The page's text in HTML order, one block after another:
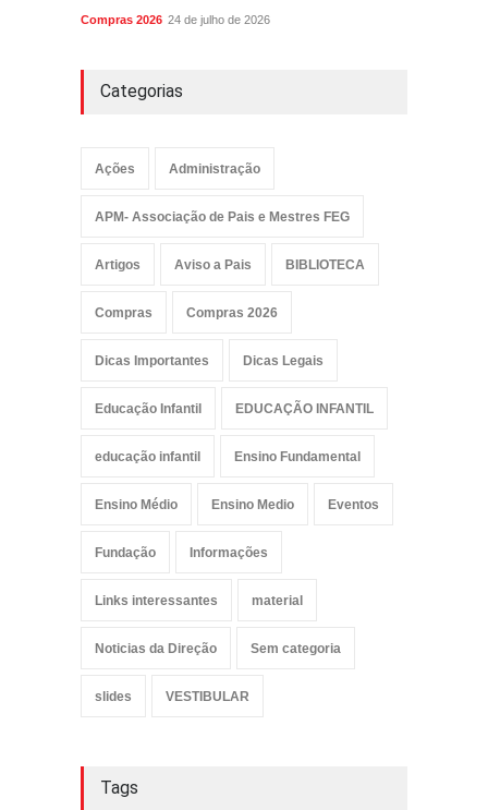
Compras 2026 24 de julho de 2026
Categorias
Ações Administração
APM- Associação de Pais e Mestres FEG
Artigos Aviso a Pais BIBLIOTECA
Compras Compras 2026
Dicas Importantes Dicas Legais
Educação Infantil EDUCAÇÃO INFANTIL
educação infantil Ensino Fundamental
Ensino Médio Ensino Medio Eventos
Fundação Informações
Links interessantes material
Noticias da Direção Sem categoria
slides VESTIBULAR
Tags